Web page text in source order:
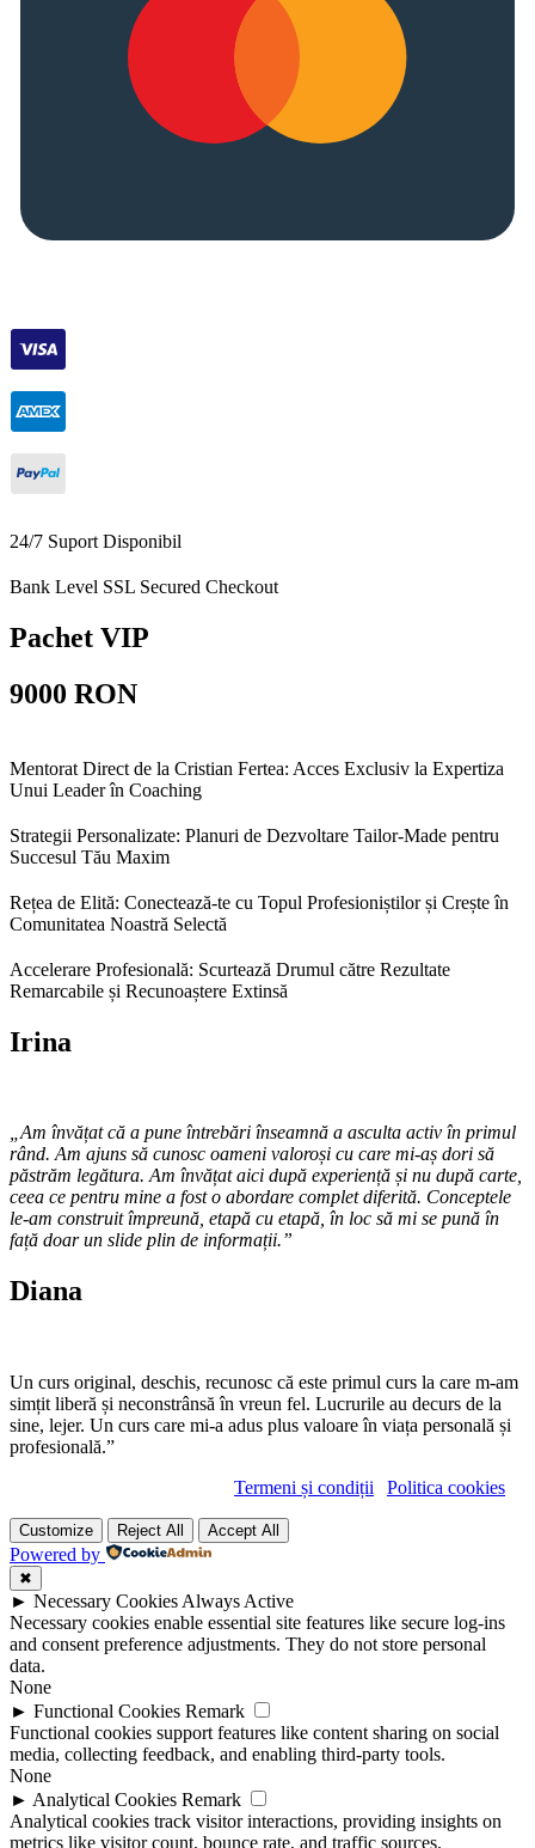
24/7 Suport Disponibil
Bank Level SSL Secured Checkout
Pachet VIP
9000 RON
Mentorat Direct de la Cristian Fertea: Acces Exclusiv la Expertiza
Unui Leader în Coaching
Strategii Personalizate: Planuri de Dezvoltare Tailor-Made pentru
Succesul Tău Maxim
Rețea de Elită: Conectează-te cu Topul Profesioniștilor și Crește în
Comunitatea Noastră Selectă
Accelerare Profesională: Scurtează Drumul către Rezultate
Remarcabile și Recunoaștere Extinsă
Irina
„Am învățat că a pune întrebări înseamnă a asculta activ în primul
rând. Am ajuns să cunosc oameni valoroși cu care mi-aș dori să
păstrăm legătura. Am învățat aici după experiență și nu după carte,
ceea ce pentru mine a fost o abordare complet diferită. Conceptele
le-am construit împreună, etapă cu etapă, în loc să mi se pună în
față doar un slide plin de informații.”
Diana
Un curs original, deschis, recunosc că este primul curs la care m-am
simțit liberă și neconstrânsă în vreun fel. Lucrurile au decurs de la
sine, lejer. Un curs care mi-a adus plus valoare în viața personală și
profesională.”
Termeni și condiții Politica cookies
Customize Reject All Accept All
Powered by
✖
► Necessary Cookies Always Active
Necessary cookies enable essential site features like secure log-ins
and consent preference adjustments. They do not store personal
data.
None
► Functional Cookies Remark
Functional cookies support features like content sharing on social
media, collecting feedback, and enabling third-party tools.
None
► Analytical Cookies Remark
Analytical cookies track visitor interactions, providing insights on
metrics like visitor count, bounce rate, and traffic sources.